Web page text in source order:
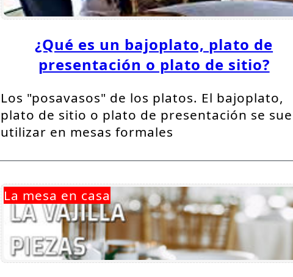
¿Qué es un bajoplato, plato de
presentación o plato de sitio?
Los "posavasos" de los platos. El bajoplato,
plato de sitio o plato de presentación se
utilizar en mesas formales
La mesa en casa